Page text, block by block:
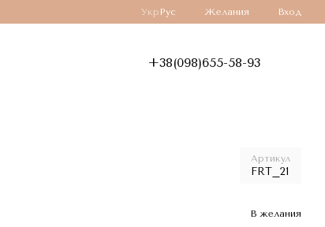
Укр Рус Желания Вход
+38(098)655-58-93
Артикул
FRT_21
В желания